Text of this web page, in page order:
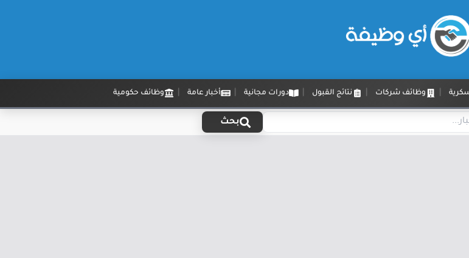
وظائف شركات نتائج القبول دورات مجانية أخبار عامة وظائف حكومية
بحث